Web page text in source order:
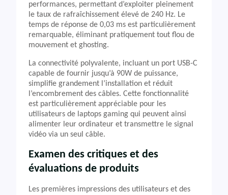
performances, permettant d’exploiter pleinement
le taux de rafraîchissement élevé de 240 Hz. Le
temps de réponse de 0,03 ms est particulièrement
remarquable, éliminant pratiquement tout flou de
mouvement et ghosting.
La connectivité polyvalente, incluant un port USB-C
capable de fournir jusqu’à 90W de puissance,
simplifie grandement l’installation et réduit
l’encombrement des câbles. Cette fonctionnalité
est particulièrement appréciable pour les
utilisateurs de laptops gaming qui peuvent ainsi
alimenter leur ordinateur et transmettre le signal
vidéo via un seul câble.
Examen des critiques et des
évaluations de produits
Les premières impressions des utilisateurs et des